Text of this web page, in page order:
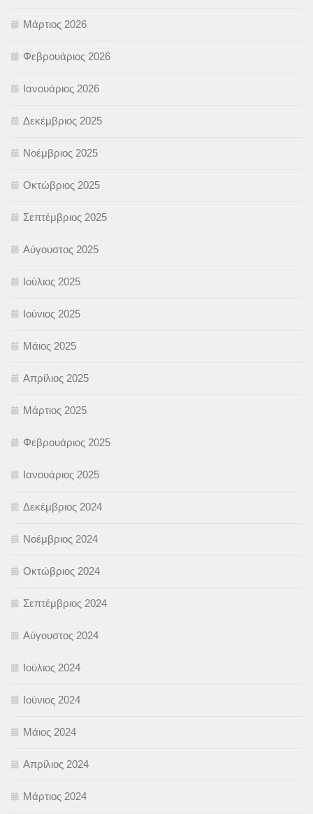
Μάρτιος 2026
Φεβρουάριος 2026
Ιανουάριος 2026
Δεκέμβριος 2025
Νοέμβριος 2025
Οκτώβριος 2025
Σεπτέμβριος 2025
Αύγουστος 2025
Ιούλιος 2025
Ιούνιος 2025
Μάιος 2025
Απρίλιος 2025
Μάρτιος 2025
Φεβρουάριος 2025
Ιανουάριος 2025
Δεκέμβριος 2024
Νοέμβριος 2024
Οκτώβριος 2024
Σεπτέμβριος 2024
Αύγουστος 2024
Ιούλιος 2024
Ιούνιος 2024
Μάιος 2024
Απρίλιος 2024
Μάρτιος 2024